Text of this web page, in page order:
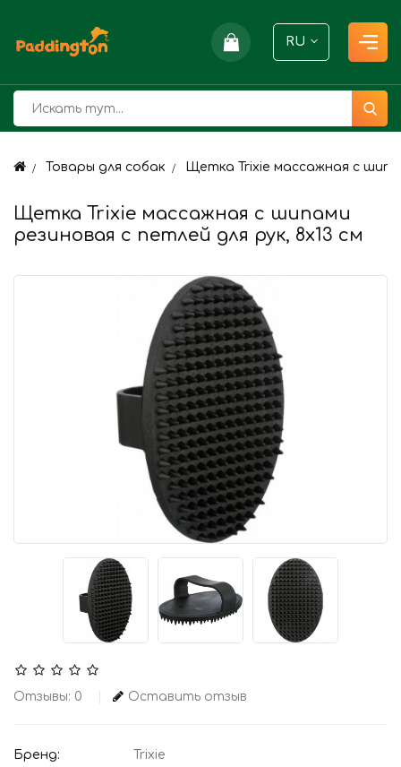
RU
Товары для собак Щетка Trixie массажная с
Щетка Trixie массажная с шипами
резиновая с петлей для рук, 8х13 см
Отзывы: 0 Оставить отзыв
Бренд:
Trixie